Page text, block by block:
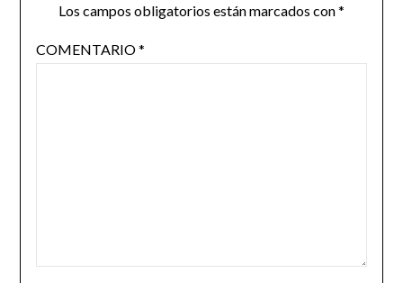
Los campos obligatorios están marcados con*
COMENTARIO*